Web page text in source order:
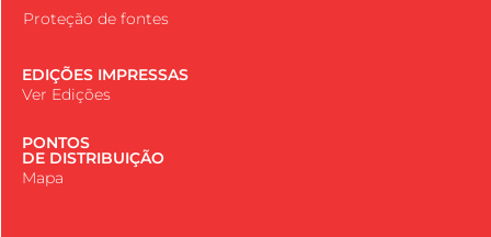
Proteção de fontes
EDIÇÕES IMPRESSAS
Ver Edições
PONTOS
DE DISTRIBUIÇÃO
Mapa